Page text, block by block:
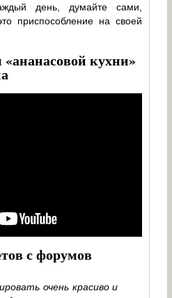
день, думайте сами,
приспособление на своей
кухни»
с форумов
очень красиво и